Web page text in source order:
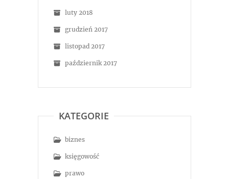
luty 2018
grudzień 2017
listopad 2017
październik 2017
KATEGORIE
biznes
księgowość
prawo